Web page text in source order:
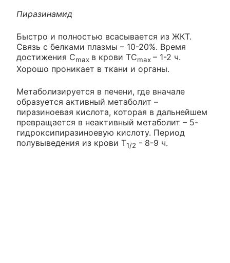
Пиразинамид
Быстро и полностью всасывается из ЖКТ.
Связь с белками плазмы – 10-20%. Время
достижения Cmax в крови TCmax – 1-2 ч.
Хорошо проникает в ткани и органы.
Метаболизируется в печени, где вначале
образуется активный метаболит –
пиразиноевая кислота, которая в дальнейшем
превращается в неактивный метаболит – 5-
гидроксипиразиноевую кислоту. Период
полувыведения из крови T1/2 - 8-9 ч.